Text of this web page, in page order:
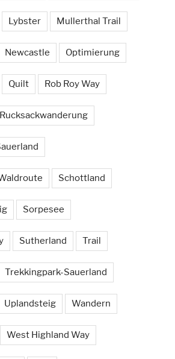
Lybster Mullerthal Trail
Newcastle Optimierung
Quilt Rob Roy Way
Rucksackwanderung
Schottland
Sorpesee
Sutherland Trail
Trekkingpark-Sauerland
Uplandsteig Wandern
West Highland Way